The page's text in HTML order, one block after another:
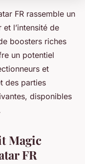
FR rassemble un
et l’intensité de
boosters riches
un potentiel
et
des parties
disponibles
Magic
FR